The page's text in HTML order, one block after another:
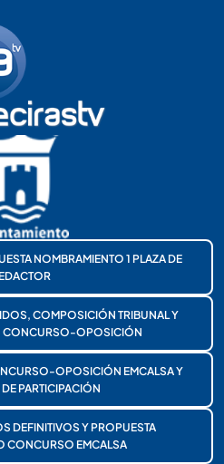
NOMBRAMIENTO 1 PLAZA DE
COMPOSICIÓN TRIBUNAL Y
CONCURSO-OPOSICIÓN
OPOSICIÓN EMCALSA Y
PARTICIPACIÓN
DEFINITIVOS Y PROPUESTA
CONCURSO EMCALSA